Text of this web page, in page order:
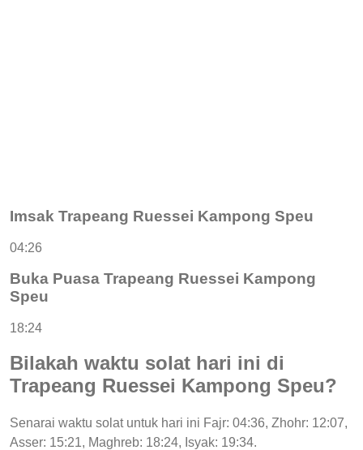
Imsak Trapeang Ruessei Kampong Speu
04:26
Buka Puasa Trapeang Ruessei Kampong
Speu
18:24
Bilakah waktu solat hari ini di
Trapeang Ruessei Kampong Speu?
Senarai waktu solat untuk hari ini Fajr: 04:36, Zhohr: 12:07,
Asser: 15:21, Maghreb: 18:24, Isyak: 19:34.